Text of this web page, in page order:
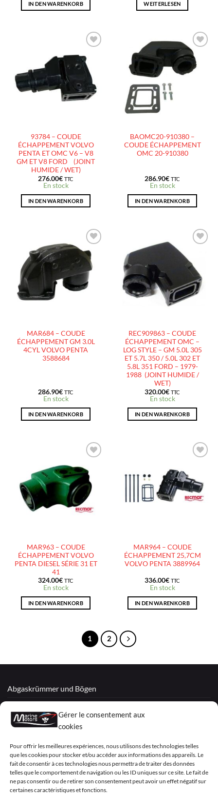
Gérer le consentement aux
cookies
Pour offrir les meilleures expériences, nous utilisons des technologies telles
que les cookies pour stocker et/ou accéder aux informations des appareils. Le
fait de consentir à ces technologies nous permettra de traiter des données
telles que le comportement de navigation ou les ID uniques sur ce site. Le fait de
ne pas consentir ou de retirer son consentement peut avoir un effet négatif sur
certaines caractéristiques et fonctions.
IN DEN WARENKORB WEITERLESEN
AJOUTER
À LA
LISTE
D’ENVIES
93784 – COUDE
ÉCHAPPEMENT VOLVO
PENTA ET OMC V6 – V8
GM ET V8 FORD (JOINT
HUMIDE / WET)
276.00€ TTC
En stock
IN DEN WARENKORB
AJOUTER
À LA
LISTE
BAOMC20-910380 –
COUDE ÉCHAPPEMENT
OMC 20-910380
286.90€ TTC
En stock
IN DEN WARENKORB
AJOUTER
À LA
D’ENVIES
MAR684 – COUDE
ÉCHAPPEMENT GM 3.0L
4CYL VOLVO PENTA
3588684
286.90€ TTC
En stock
IN DEN WARENKORB
AJOUTER
À LA
LISTE
D’ENVIES
REC909863 – COUDE
ÉCHAPPEMENT OMC –
LOG STYLE – GM 5.0L 305
ET 5.7L 350 / 5.0L 302 ET
5.8L 351 FORD – 1979-
1988 (JOINT HUMIDE /
WET)
320.00€ TTC
En stock
IN DEN WARENKORB
AJOUTER
À LA
LISTE
D’ENVIES
MAR963 – COUDE
ÉCHAPPEMENT VOLVO
PENTA DIESEL SÉRIE 31 ET
41
324.00€ TTC
En stock
IN DEN WARENKORB
À LA
LISTE
D’ENVIES
MAR964 – COUDE
ÉCHAPPEMENT 25,7CM
VOLVO PENTA 3889964
336.00€ TTC
En stock
IN DEN WARENKORB
1 2
Abgaskrümmer und Bögen
Mercruiser
VOLVO PENTA / OMC
My Account